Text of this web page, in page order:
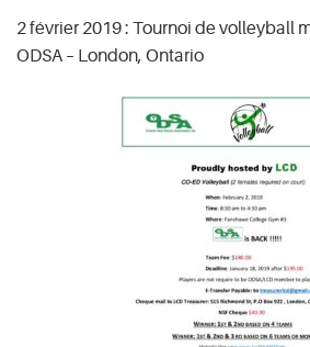
2 février 2019 : Tournoi de volleyball
ODSA – London, Ontario